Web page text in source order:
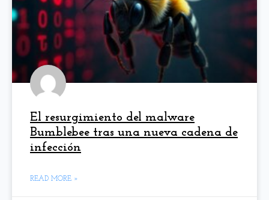
El resurgimiento del malware
Bumblebee tras una nueva cadena de
infección
READ MORE »